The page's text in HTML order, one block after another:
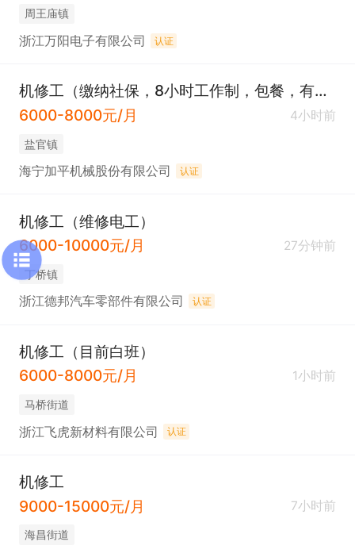
周王庙镇
浙江万阳电子有限公司 认证
机修工（缴纳社保，8小时工作制，包餐，有车房补贴等）
6000-8000元/月
4小时前
盐官镇
海宁加平机械股份有限公司 认证
机修工（维修电工）
6000-10000元/月
27分钟前
丁桥镇
浙江德邦汽车零部件有限公司 认证
机修工（目前白班）
6000-8000元/月
1小时前
马桥街道
浙江飞虎新材料有限公司 认证
机修工
9000-15000元/月
7小时前
海昌街道